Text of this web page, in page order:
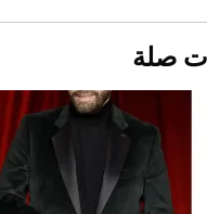
دوران الأرض؟
2026-07-25
صلة